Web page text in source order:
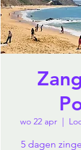
wo 22 apr
  |
5 dagen